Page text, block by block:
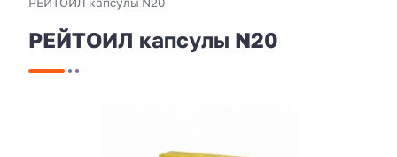
РЕЙТОИЛ капсулы N20